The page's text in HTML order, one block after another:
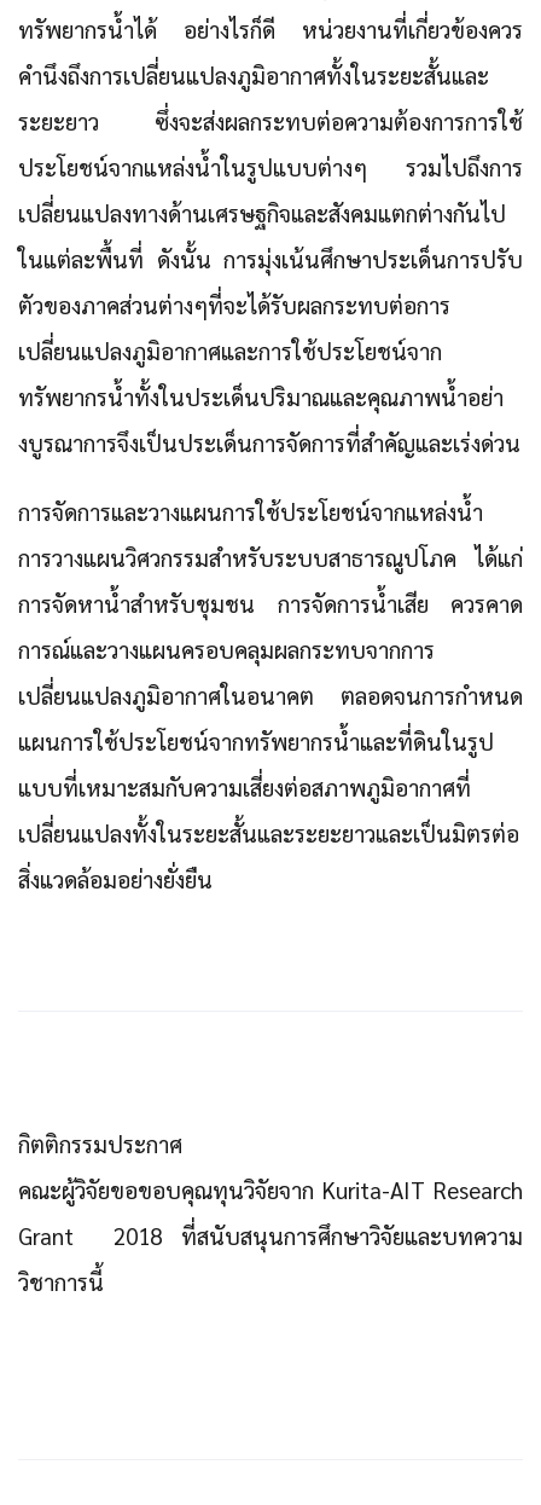
ทรัพยากรน้ำได้ อย่างไรก็ดี หน่วยงานที่เกี่ยวข้องควร
คำนึงถึงการเปลี่ยนแปลงภูมิอากาศทั้งในระยะสั้นและ
ระยะยาว ซึ่งจะส่งผลกระทบต่อความต้องการการใช้
ประโยชน์จากแหล่งน้ำในรูปแบบต่างๆ รวมไปถึงการ
เปลี่ยนแปลงทางด้านเศรษฐกิจและสังคมแตกต่างกันไป
ในแต่ละพื้นที่ ดังนั้น การมุ่งเน้นศึกษาประเด็นการปรับ
ตัวของภาคส่วนต่างๆที่จะได้รับผลกระทบต่อการ
เปลี่ยนแปลงภูมิอากาศและการใช้ประโยชน์จาก
ทรัพยากรน้ำทั้งในประเด็นปริมาณและคุณภาพน้ำอย่า
งบูรณาการจึงเป็นประเด็นการจัดการที่สำคัญและเร่งด่วน
การจัดการและวางแผนการใช้ประโยชน์จากแหล่งน้ำ
การวางแผนวิศวกรรมสำหรับระบบสาธารณูปโภค ได้แก่
การจัดหาน้ำสำหรับชุมชน การจัดการน้ำเสีย ควรคาด
การณ์และวางแผนครอบคลุมผลกระทบจากการ
เปลี่ยนแปลงภูมิอากาศในอนาคต ตลอดจนการกำหนด
แผนการใช้ประโยชน์จากทรัพยากรน้ำและที่ดินในรูป
แบบที่เหมาะสมกับความเสี่ยงต่อสภาพภูมิอากาศที่
เปลี่ยนแปลงทั้งในระยะสั้นและระยะยาวและเป็นมิตรต่อ
สิ่งแวดล้อมอย่างยั่งยืน
กิตติกรรมประกาศ
คณะผู้วิจัยขอขอบคุณทุนวิจัยจาก Kurita-AIT Research
Grant 2018 ที่สนับสนุนการศึกษาวิจัยและบทความ
วิชาการนี้